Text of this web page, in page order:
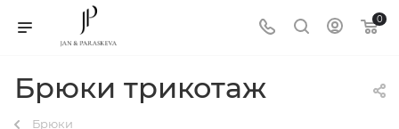
0
Брюки трикотаж
Брюки